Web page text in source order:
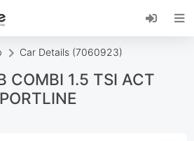
web eCarsTrade, adicione-a
receba atualizações
Car Details (7060923)
COMBI 1.5 TSI ACT